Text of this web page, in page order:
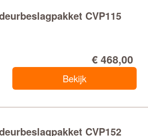
CVP115
€ 468,00
Bekijk
CVP152